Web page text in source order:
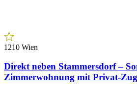
1210 Wien
Direkt neben Stammersdorf –
Zimmerwohnung mit Privat-